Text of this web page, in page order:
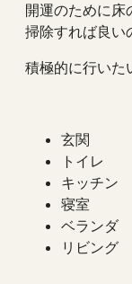
開運のために床
掃除すれば良い
積極的に行いた
玄関
トイレ
キッチン
寝室
ベランダ
リビング